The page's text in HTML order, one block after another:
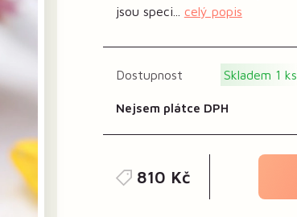
jsou speci... celý popis
Dostupnost Skladem 1 ks
Nejsem plátce DPH
810 Kč